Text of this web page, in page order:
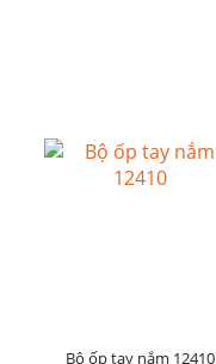
Bộ ốp tay nắm 12410